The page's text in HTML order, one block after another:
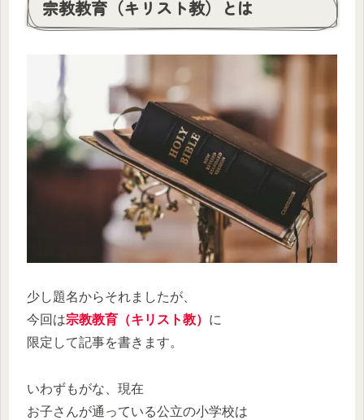
宗教教育（キリスト教）とは
少し題名からそれましたが、
今回は宗教教育（キリスト教） に
限定して記事を書きます。
いわずもがな、現在
お子さんが通っている公立の小学校は